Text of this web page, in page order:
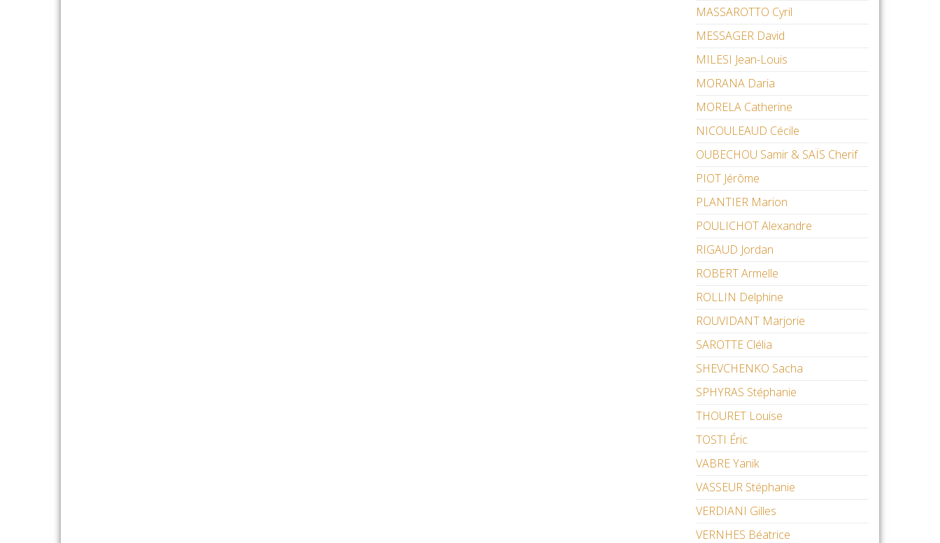
MASSAROTTO Cyril
MESSAGER David
MILESI Jean-Louis
MORANA Daria
MORELA Catherine
NICOULEAUD Cécile
OUBECHOU Samir & SAÏS Cherif
PIOT Jérôme
PLANTIER Marion
POULICHOT Alexandre
RIGAUD Jordan
ROBERT Armelle
ROLLIN Delphine
ROUVIDANT Marjorie
SAROTTE Clélia
SHEVCHENKO Sacha
SPHYRAS Stéphanie
THOURET Louise
TOSTI Éric
VABRE Yanik
VASSEUR Stéphanie
VERDIANI Gilles
VERNHES Béatrice